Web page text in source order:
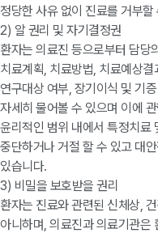
정당한 사유 없이 진료를 거부할
2) 알 권리 및 자기결정권
환자는 의료진 등으로부터 담당
치료계획, 치료방법, 치료예상
연구대상 여부, 장기이식 및 기
자세히 물어볼 수 있으며 이에
윤리적인 범위 내에서 특정치료
중단하거나 거절 할 수 있고 대
있습니다.
3) 비밀을 보호받을 권리
환자는 진료와 관련된 신체상,
아니하며, 의료진과 의료기관은